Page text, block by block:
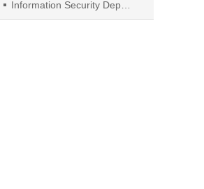
Information Security Department， Beijing Information Science and Technology University